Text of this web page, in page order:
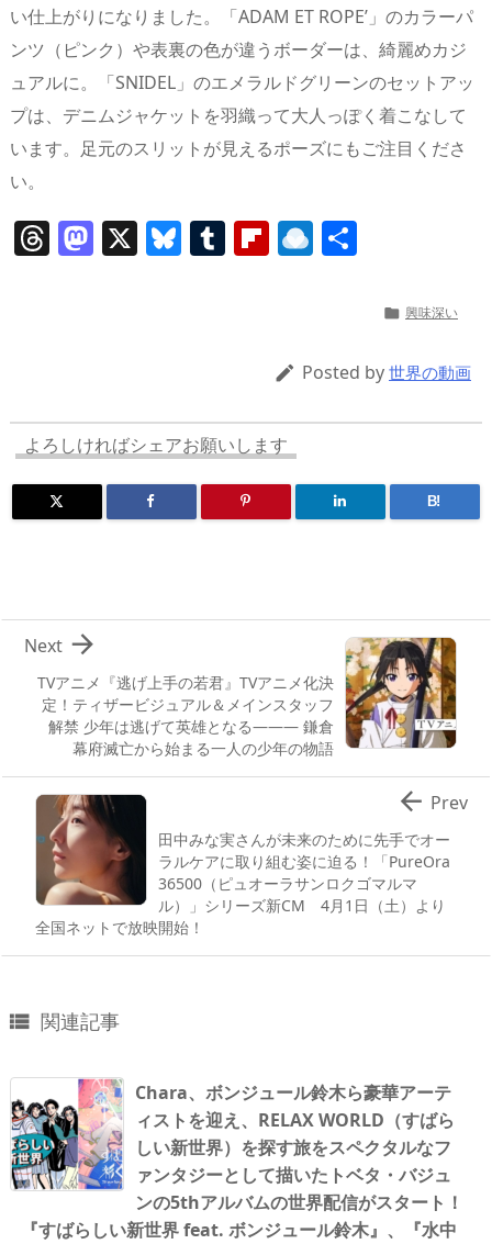
い仕上がりになりました。「ADAM ET ROPE’」のカラーパ
ンツ（ピンク）や表裏の色が違うボーダーは、綺麗めカジ
ュアルに。「SNIDEL」のエメラルドグリーンのセットアッ
プは、デニムジャケットを羽織って大人っぽく着こなして
います。足元のスリットが見えるポーズにもご注目くださ
い。
T
s
M
o
n
X Bl T Fl
ar
d
R
ro
p.
 興味深い
 Posted by 世界の動画
よろしければシェアお願いします
B!
TVアニメ『逃げ上手の若君』TVアニメ化決
定！ティザービジュアル＆メインスタッフ
解禁 少年は逃げて英雄となる――― 鎌倉
幕府滅亡から始まる一人の少年の物語

Next
田中みな実さんが未来のために先手でオー
ラルケアに取り組む姿に迫る！「PureOra
36500（ピュオーラサンロクゴマルマ
ル）」シリーズ新CM 4月1日（土）より
全国ネットで放映開始！
 Prev
 関連記事
Chara、ボンジュール鈴木ら豪華アーテ
ィストを迎え、RELAX WORLD（すばら
しい新世界）を探す旅をスペクタルなフ
ァンタジーとして描いたトベタ・バジュ
ンの5thアルバムの世界配信がスタート！
『すばらしい新世界 feat. ボンジュール鈴木』、『水中